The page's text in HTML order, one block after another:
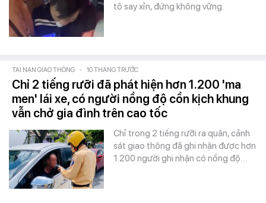
tô say xỉn, đứng không vững.
TAI NẠN GIAO THÔNG - 10 THÁNG TRƯỚC
Chỉ 2 tiếng rưỡi đã phát hiện hơn 1.200 'ma
men' lái xe, có người nồng độ cồn kịch khung
vẫn chở gia đình trên cao tốc
Chỉ trong 2 tiếng rưỡi ra quân, cảnh
sát giao thông đã ghi nhận được hơn
1.200 người ghi nhận có nồng độ…